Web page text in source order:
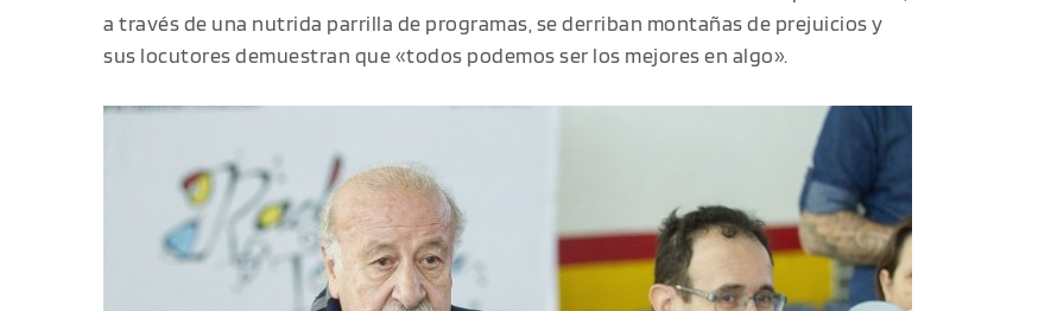
a través de una nutrida parrilla de programas, se derriban montañas de prejuicios y
sus locutores demuestran que «todos podemos ser los mejores en algo».